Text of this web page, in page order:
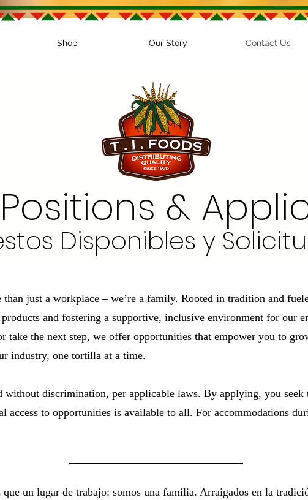
Shop Our Story Contact Us
&
Disponibles y
just a workplace – we’re a family. Rooted in tradition and
and fostering a supportive, inclusive environment for our
take the next step, we offer opportunities that empower you to
industry, one tortilla at a time.
without discrimination, per applicable laws. By applying, you
access to opportunities is available to all. For accommodations
un lugar de trabajo: somos una familia. Arraigados en la